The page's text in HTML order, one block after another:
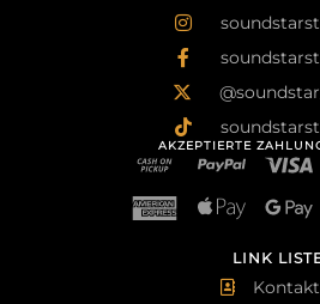
LINK
Kontakt
AKZEPTIERTE